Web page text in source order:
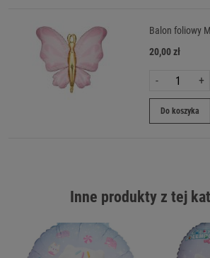
Balon foliowy
20,00 zł
- +
Do koszyka
Inne produkty z tej